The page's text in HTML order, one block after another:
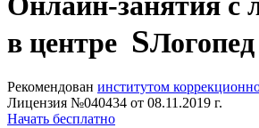
в центре SЛогопед
Рекомендован институтом
Лицензия №040434 от 08.11.2019 г.
Начать бесплатно